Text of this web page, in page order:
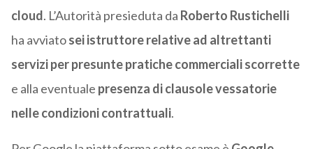
cloud. L’Autorità presieduta da Roberto Rustichelli
ha avviatosei istruttore relative ad altrettanti
servizi per presunte pratiche commerciali scorrette
e alla eventuale presenza di clausole vessatorie
nelle condizioni contrattuali.